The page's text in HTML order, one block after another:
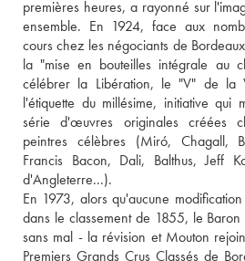
premières heures, a rayonné sur
ensemble. En 1924, face aux
cours chez les négociants de
la "mise en bouteilles intégrale au
célébrer la Libération, le "V" de la
l'étiquette du millésime, initiative qui
série d'œuvres originales créées
peintres célèbres (Miró, Chagall,
Francis Bacon, Dali, Balthus, Jeff
d'Angleterre...).
En 1973, alors qu'aucune
dans le classement de 1855, le
sans mal - la révision et Mouton
Premiers Grands Crus Classés de